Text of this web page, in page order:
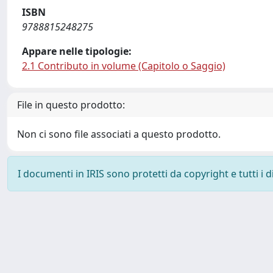
ISBN
9788815248275
Appare nelle tipologie:
2.1 Contributo in volume (Capitolo o Saggio)
File in questo prodotto:
Non ci sono file associati a questo prodotto.
I documenti in IRIS sono protetti da copyright e tutti i